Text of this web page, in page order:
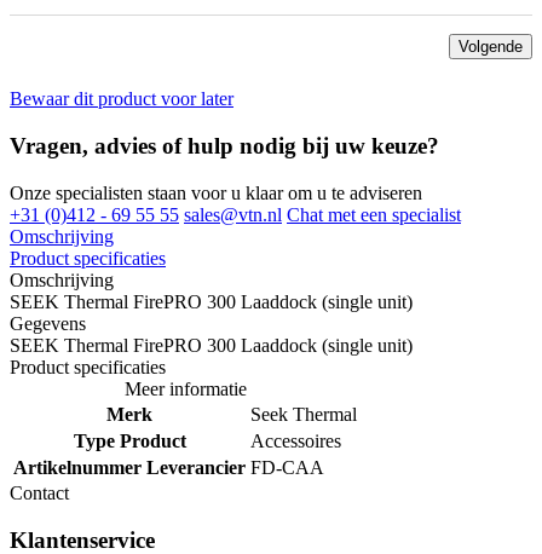
Volgende
Bewaar dit product voor later
Vragen, advies of hulp nodig bij uw keuze?
Onze specialisten staan voor u klaar om u te adviseren
+31 (0)412 - 69 55 55 sales@vtn.nl Chat met een specialist
Omschrijving
Product specificaties
Omschrijving
SEEK Thermal FirePRO 300 Laaddock (single unit)
Gegevens
SEEK Thermal FirePRO 300 Laaddock (single unit)
Product specificaties
Meer informatie
Merk
Seek Thermal
Type Product
Accessoires
Artikelnummer Leverancier FD-CAA
Contact
Klantenservice